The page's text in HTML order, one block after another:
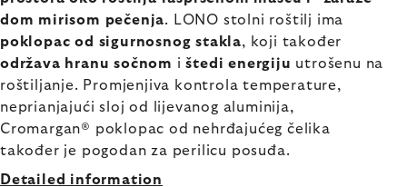
dom mirisom pečenja. LONO stolni roštilj ima
poklopac od sigurnosnog stakla, koji također
održava hranu sočnom ištedi energiju utrošenu na
roštiljanje. Promjenjiva kontrola temperature,
neprianjajući sloj od lijevanog aluminija,
Cromargan® poklopac od nehrđajućeg čelika
također je pogodan za perilicu posuđa.
Detailed information